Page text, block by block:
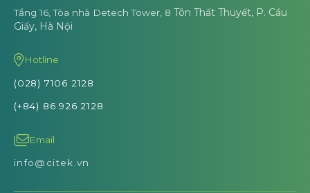
Tầng 16, Tòa nhà Detech Tower, 8 Tôn Thất Thuyết, P. Cầu
Giấy, Hà Nội
Hotline
(028) 7106 2128
(+84) 86 926 2128
Email
info@citek.vn